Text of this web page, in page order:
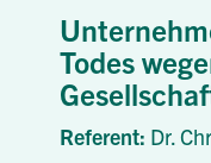
Todes
Referent: Dr.